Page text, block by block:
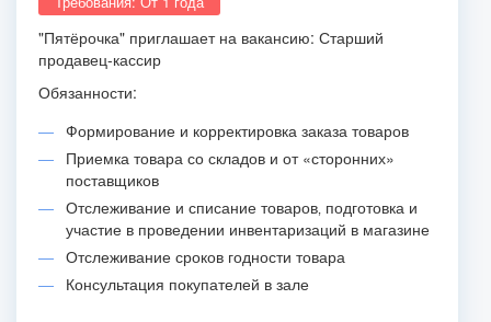
"Пятёрочка" приглашает на вакансию: Старший
продавец-кассир
Обязанности:
Формирование и корректировка заказа товаров
Приемка товара со складов и от «сторонних»
поставщиков
Отслеживание и списание товаров‚ подготовка и
участие в проведении инвентаризаций в магазине
Отслеживание сроков годности товара
Консультация покупателей в зале